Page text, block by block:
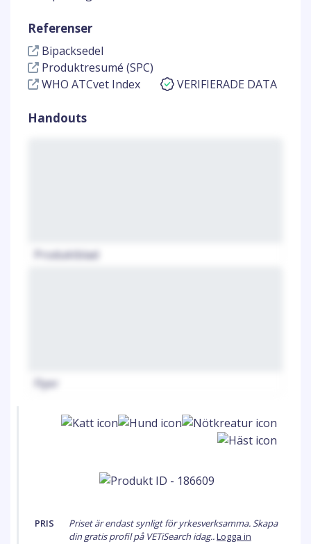
Referenser
Bipacksedel
Produktresumé (SPC)
WHO ATCvet Index
VERIFIERADE DATA
Handouts
Produktblad
Flyer
PRIS
Priset är endast synligt för yrkesverksamma. Skapa
din gratis profil på VETiSearch idag..Logga in